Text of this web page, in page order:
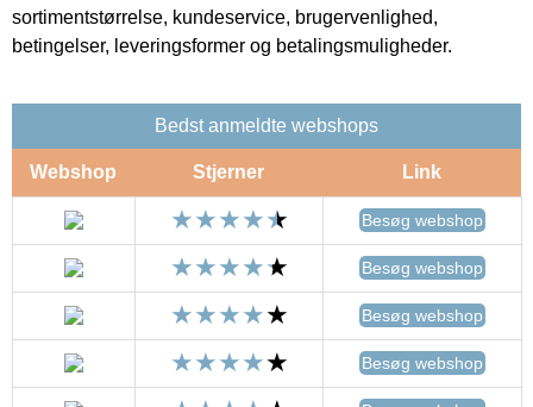
sortimentstørrelse, kundeservice, brugervenlighed,
betingelser, leveringsformer og betalingsmuligheder.
Bedst anmeldte webshops
Webshop Stjerner Link
Besøg webshop
Besøg webshop
Besøg webshop
Besøg webshop